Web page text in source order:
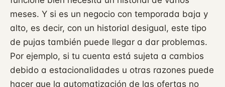
meses. Y si es un negocio con temporada baja y
alto, es decir, con un historial desigual, este tipo
de pujas también puede llegar a dar problemas.
Por ejemplo, si tu cuenta está sujeta a cambios
debido a estacionalidades u otras razones puede
hacer que la automatización de las ofertas no